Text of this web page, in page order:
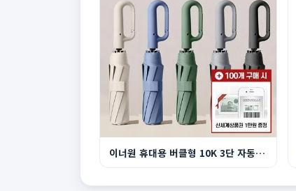
이너원 휴대용 버클형 10K 3단 자동 양우산